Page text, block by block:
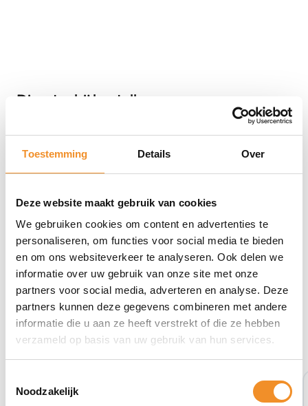
Toestemming Details Over
Deze website maakt gebruik van cookies
We gebruiken cookies om content en advertenties te
personaliseren, om functies voor social media te bieden
en om ons websiteverkeer te analyseren. Ook delen we
informatie over uw gebruik van onze site met onze
partners voor social media, adverteren en analyse. Deze
partners kunnen deze gegevens combineren met andere
informatie die u aan ze heeft verstrekt of die ze hebben
verzameld op basis van uw gebruik van hun services.
Noodzakelijk
Direct erbij bestellen
Bekijk ook eens deze producten